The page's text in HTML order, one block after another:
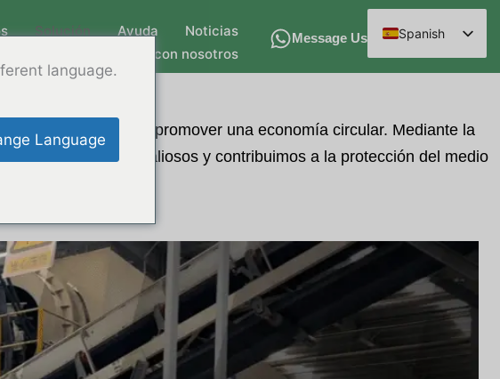
Solución Ayuda
Noticias
Póngase en contacto con nosotros
Message Us
Spanish
English
French
German
Chinese
y se compromete a promover una economía circular. Mediante la
en productos valiosos y contribuimos a la protección del medio
language.
Language